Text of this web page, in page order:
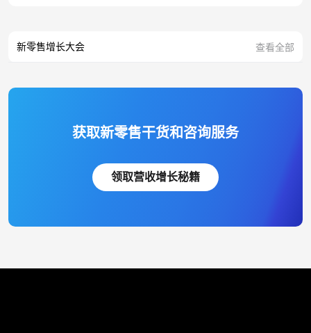
新零售增长大会 查看全部
获取新零售干货和咨询服务
领取营收增长秘籍